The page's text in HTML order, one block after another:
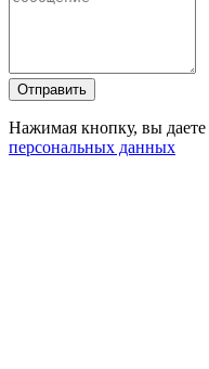
Отправить
Нажимая кнопку, вы даете
персональных данных